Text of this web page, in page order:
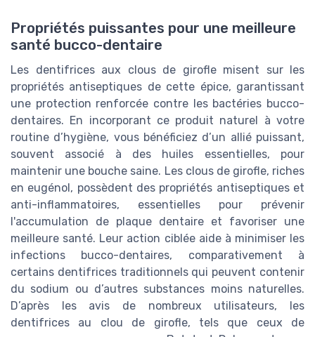
Propriétés puissantes pour une meilleure
santé bucco-dentaire
Les dentifrices aux clous de girofle misent sur les
propriétés antiseptiques de cette épice, garantissant
une protection renforcée contre les bactéries bucco-
dentaires. En incorporant ce produit naturel à votre
routine d’hygiène, vous bénéficiez d’un allié puissant,
souvent associé à des huiles essentielles, pour
maintenir une bouche saine. Les clous de girofle, riches
en eugénol, possèdent des propriétés antiseptiques et
anti-inflammatoires, essentielles pour prévenir
l'accumulation de plaque dentaire et favoriser une
meilleure santé. Leur action ciblée aide à minimiser les
infections bucco-dentaires, comparativement à
certains dentifrices traditionnels qui peuvent contenir
du sodium ou d’autres substances moins naturelles.
D’après les avis de nombreux utilisateurs, les
dentifrices au clou de girofle, tels que ceux de